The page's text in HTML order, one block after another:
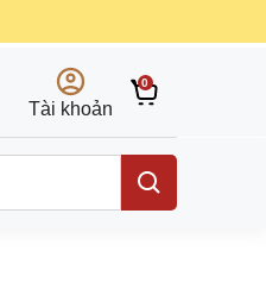
Tài khoản
0